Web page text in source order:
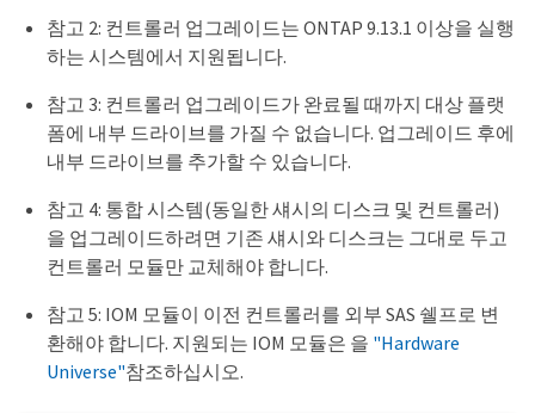
참고 2: 컨트롤러 업그레이드는 ONTAP 9.13.1 이상을 실행
하는 시스템에서 지원됩니다.
참고 3: 컨트롤러 업그레이드가 완료될 때까지 대상 플랫
폼에 내부 드라이브를 가질 수 없습니다. 업그레이드 후에
내부 드라이브를 추가할 수 있습니다.
참고 4: 통합 시스템(동일한 섀시의 디스크 및 컨트롤러)
을 업그레이드하려면 기존 섀시와 디스크는 그대로 두고
컨트롤러 모듈만 교체해야 합니다.
참고 5: IOM 모듈이 이전 컨트롤러를 외부 SAS 쉘프로 변
환해야 합니다. 지원되는 IOM 모듈은 을 "Hardware
Universe"참조하십시오.